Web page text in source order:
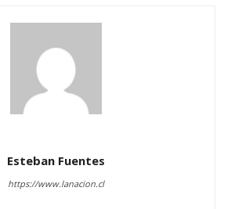
Esteban Fuentes
https://www.lanacion.cl